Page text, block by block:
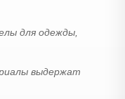
для одежды,
выдержат